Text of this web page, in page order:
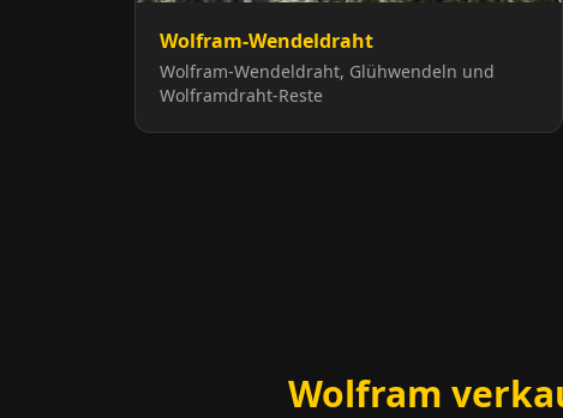
Wolfram-Wendeldraht
Wolfram-Wendeldraht, Glühwendeln und
Wolframdraht-Reste
Wolfram